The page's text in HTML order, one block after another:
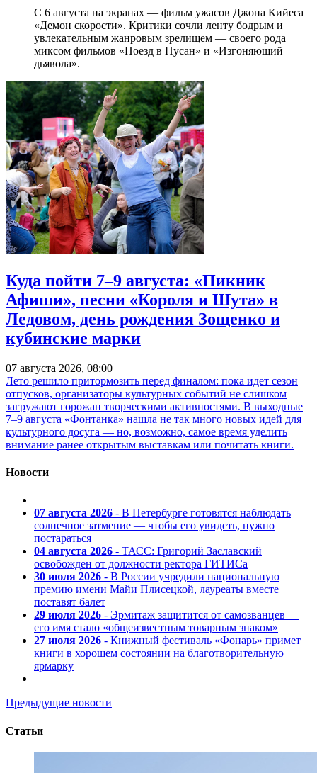
С 6 августа на экранах — фильм ужасов Джона Кийеса
«Демон скорости». Критики сочли ленту бодрым и
увлекательным жанровым зрелищeм — своего рода
миксом фильмов «Поезд в Пусан» и «Изгоняющий
дьявола».
Куда пойти 7–9 августа: «Пикник
Афиши», песни «Короля и Шута» в
Ледовом, день рождения Зощенко и
кубинские марки
07 августа 2026, 08:00
Лето решило притормозить перед финалом: пока идет сезон
отпусков, организаторы культурных событий не слишком
загружают горожан творческими активностями. В выходные
7–9 августа «Фонтанка» нашла не так много новых идей для
культурного досуга — но, возможно, самое время уделить
внимание ранее открытым выставкам или почитать книги.
Новости
07 августа 2026 - В Петербурге готовятся наблюдать
солнечное затмение — чтобы его увидеть, нужно
постараться
04 августа 2026 - ТАСС: Григорий Заславский
освобожден от должности ректора ГИТИСа
30 июля 2026 - В России учредили национальную
премию имени Майи Плисецкой, лауреаты вместе
поставят балет
29 июля 2026 - Эрмитаж защитится от самозванцев —
его имя стало «общеизвестным товарным знаком»
27 июля 2026 - Книжный фестиваль «Фонарь» примет
книги в хорошем состоянии на благотворительную
ярмарку
Предыдущие новости
Статьи